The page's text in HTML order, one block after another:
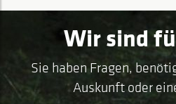
Wir sind
Sie haben Fragen,
Auskunft oder